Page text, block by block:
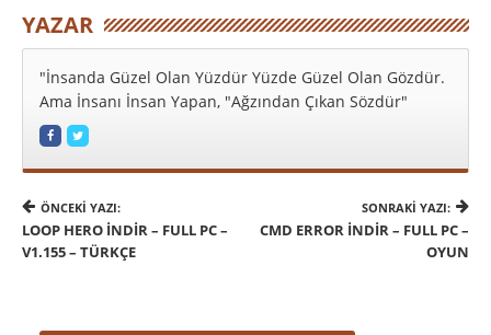
YAZAR
"İnsanda Güzel Olan Yüzdür Yüzde Güzel Olan Gözdür.
Ama İnsanı İnsan Yapan, "Ağzından Çıkan Sözdür"
ÖNCEKI YAZI:
LOOP HERO INDIR – FULL PC –
V1.155 – TÜRKÇE
SONRAKI YAZI:
CMD ERROR İNDIR – FULL PC –
OYUN